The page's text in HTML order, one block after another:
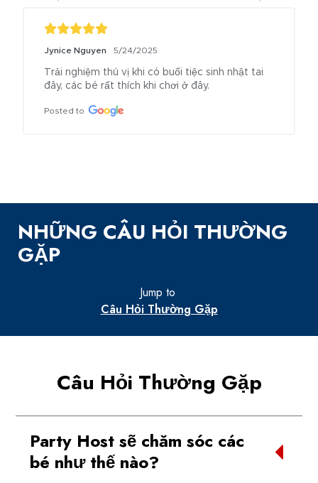
Jynice Nguyen 5/24/2025
Trải nghiệm thú vị khi có buổi tiệc sinh nhật tai
đây, các bé rất thích khi chơi ở đây.
Posted to
NHỮNG CÂU HỎI THƯỜNG
GẶP
Jump to
Câu Hỏi Thường Gặp
Câu Hỏi Thường Gặp
Party Host sẽ chăm sóc các
bé như thế nào?